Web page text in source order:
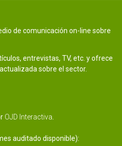
de comunicación on-line sobre
entrevistas, TV, etc. y ofrece
sobre el sector.
OJD Interactiva.
auditado disponible):